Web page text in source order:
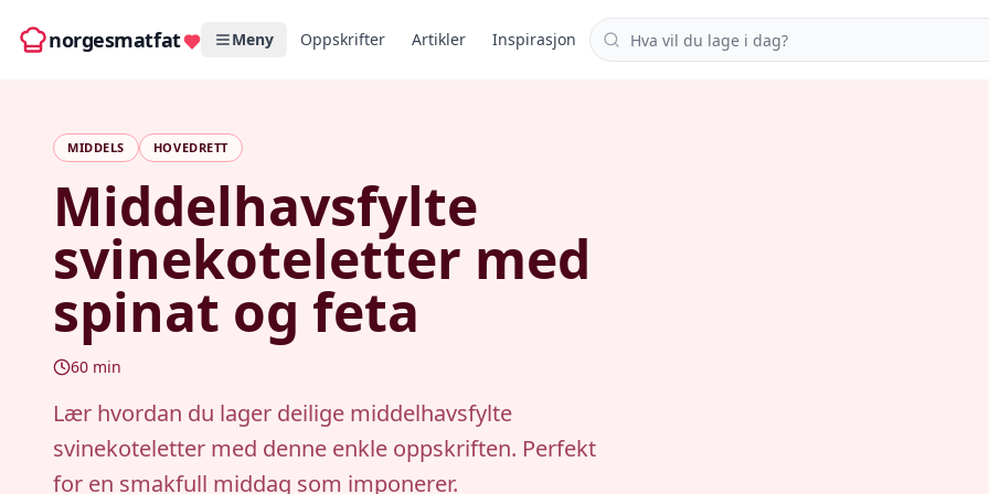
norgesmatfat Meny Oppskrifter Artikler Inspirasjon Søk i oppskrifter
MIDDELS HOVEDRETT
Middelhavsfylte
svinekoteletter med
spinat og feta
60 min
Lær hvordan du lager deilige middelhavsfylte
svinekoteletter med denne enkle oppskriften. Perfekt
for en smakfull middag som imponerer.